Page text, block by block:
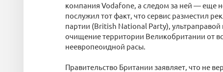
компания Vodafone, а следом за ней — еще
послужил тот факт, что сервис разместил
партии (British National Party), ультраправой
очищение территории Великобритании от
неевропеоидной расы.
Правительство Британии заявляет, что не